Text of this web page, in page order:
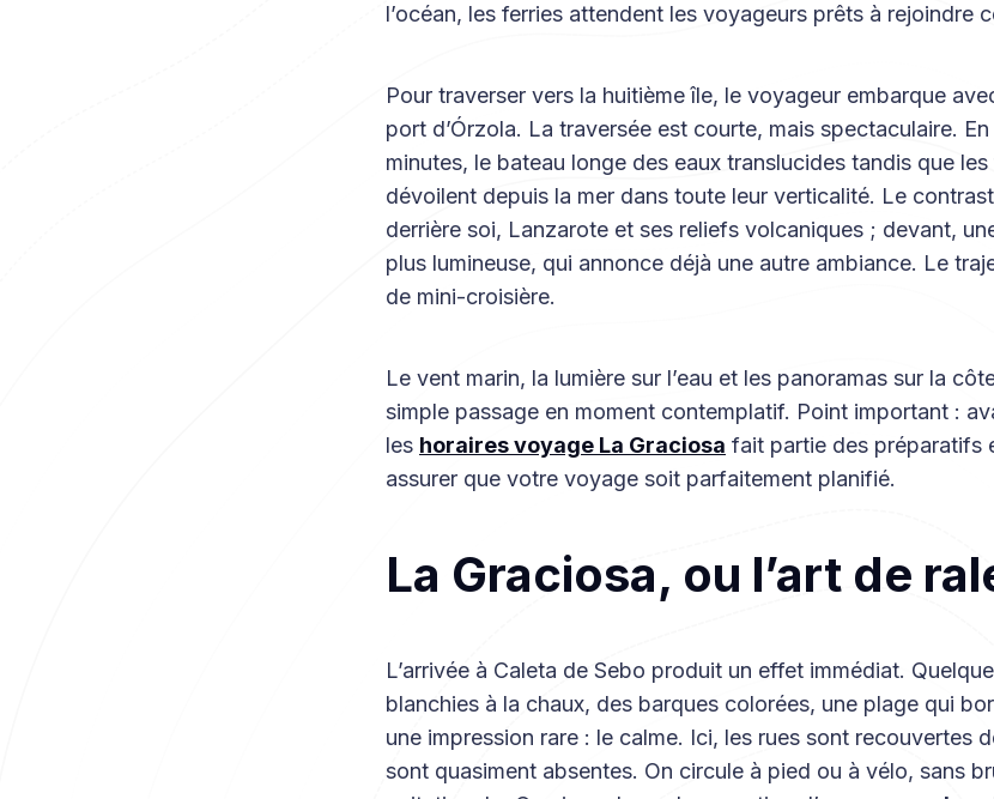
l’océan, les ferries attendent les voyageurs prêts à rejoindre
Pour traverser vers la huitième île, le voyageur embarque
port d’Órzola. La traversée est courte, mais spectaculaire.
minutes, le bateau longe des eaux translucides tandis que
dévoilent depuis la mer dans toute leur verticalité. Le
derrière soi, Lanzarote et ses reliefs volcaniques ; devant,
plus lumineuse, qui annonce déjà une autre ambiance. Le
de mini-croisière.
Le vent marin, la lumière sur l’eau et les panoramas sur la
simple passage en moment contemplatif. Point important :
les horaires voyage La Graciosa fait partie des préparatifs
assurer que votre voyage soit parfaitement planifié.
La Graciosa, ou l’art de
L’arrivée à Caleta de Sebo produit un effet immédiat.
blanchies à la chaux, des barques colorées, une plage qui
une impression rare : le calme. Ici, les rues sont recouvertes
sont quasiment absentes. On circule à pied ou à vélo, sans